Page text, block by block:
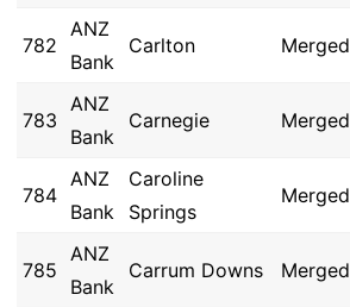
782
ANZ
Bank
Carlton Merged
783
ANZ
Bank
Carnegie Merged
784
ANZ
Bank
Caroline
Springs
Merged
785
ANZ
Bank
Carrum Downs Merged